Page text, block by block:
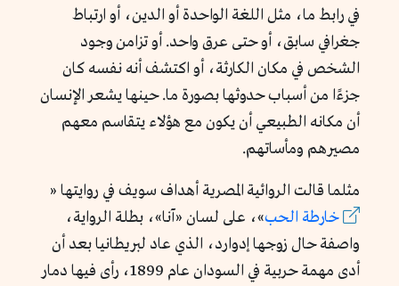
في رابط ما، مثل اللغة الواحدة أو الدين، أو ارتباط
جغرافي سابق، أو حتى عرق واحد. أو تزامن وجود
الشخص في مكان الكارثة، أو اكتشف أنه نفسه كان
جزءًا من أسباب حدوثها بصورة ما. حينها يشعر الإنسان
أن مكانه الطبيعي أن يكون مع هؤلاء يتقاسم معهم
مصيرهم ومأساتهم.
مثلما قالت الروائية المصرية أهداف سويف في روايتها «
خارطة الحب»، على لسان «آنا»، بطلة الرواية،
واصفة حال زوجها إدوارد، الذي عاد لبريطانيا بعد أن
أدى مهمة حربية في السودان عام 1899، رأى فيها دمار